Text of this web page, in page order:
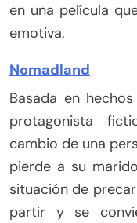
en una película
emotiva.
Nomadland
Basada en
protagonista
cambio de una
pierde a su
situación de
partir y se